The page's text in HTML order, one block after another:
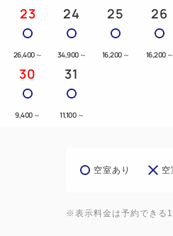
23
26,400 ～
24
34,900 ～
25
16,200 ～
26
16,200 ～
30
9,400 ～
31
11,100 ～
空室あり 空
※表示料金は予約できる1